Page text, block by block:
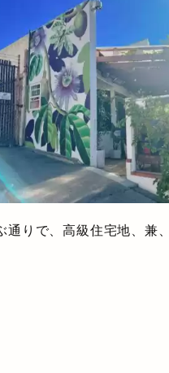
りで、高級住宅地、兼